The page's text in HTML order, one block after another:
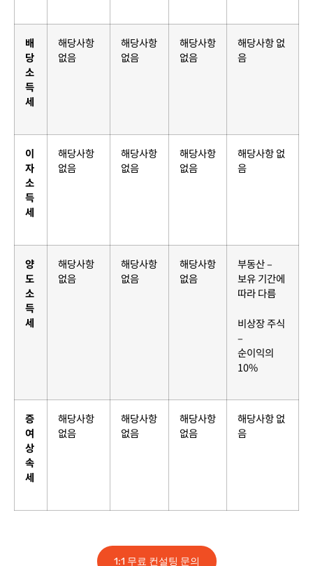
배
당
소
득
세
해당사항
없음
해당사항
없음
해당사항
없음
해당사항 없
음
이
자
소
득
세
해당사항
없음
해당사항
없음
해당사항
없음
해당사항 없
음
양
도
소
득
세
해당사항
없음
해당사항
없음
해당사항
없음
부동산 –
보유 기간에
따라 다름
비상장 주식
–
순이익의
10%
증
여
상
속
세
해당사항
없음
해당사항
없음
해당사항
없음
해당사항없
음
1:1 무료 컨설팅 문의